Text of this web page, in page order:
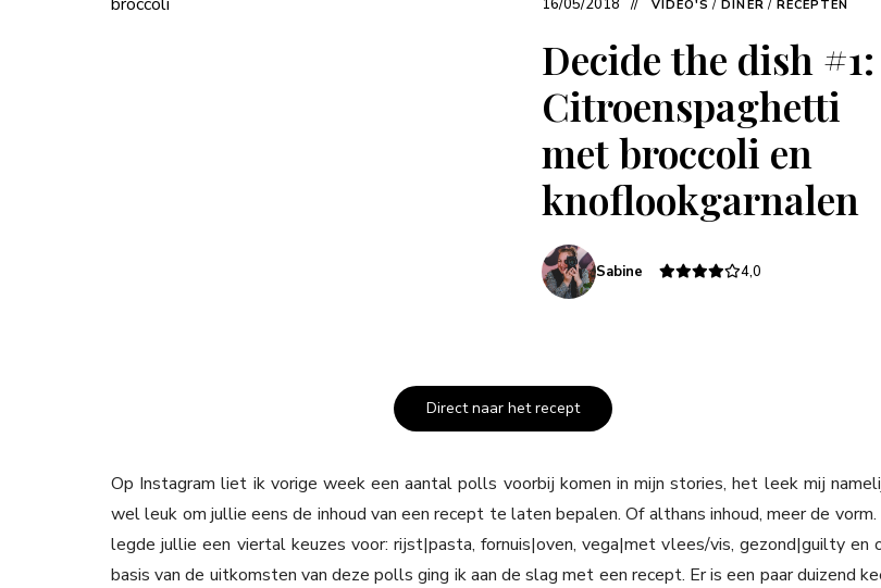
16/05/2018 VIDEO'S / DINER / RECEPTEN
Decide the dish #1:
Citroenspaghetti
met broccoli en
knoflookgarnalen
Sabine 4,0
Direct naar het recept
Op Instagram liet ik vorige week een aantal polls voorbij komen in mijn stories, het leek mij
wel leuk om jullie eens de inhoud van een recept te laten bepalen. Of althans inhoud, meer de vorm.
legde jullie een viertal keuzes voor: rijst|pasta, fornuis|oven, vega|met vlees/vis, gezond|guilty en
basis van de uitkomsten van deze polls ging ik aan de slag met een recept. Er is een paar duizend